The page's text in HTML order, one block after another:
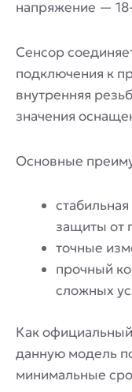
напряжение —
Сенсор
подключения к
внутренняя
значения
Основные
защиты от
точные
прочный
сложных
Как
данную модель
минимальные